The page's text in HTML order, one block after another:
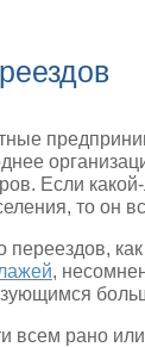
Если
то он
переездов, как
,
всем рано